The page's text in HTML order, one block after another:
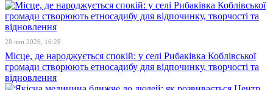
28 лип 2026, 16:28
Місце, де народжується спокій: у селі Рибаківка Коблівської
громади створюють етносадибу для відпочинку, творчості та
відновлення